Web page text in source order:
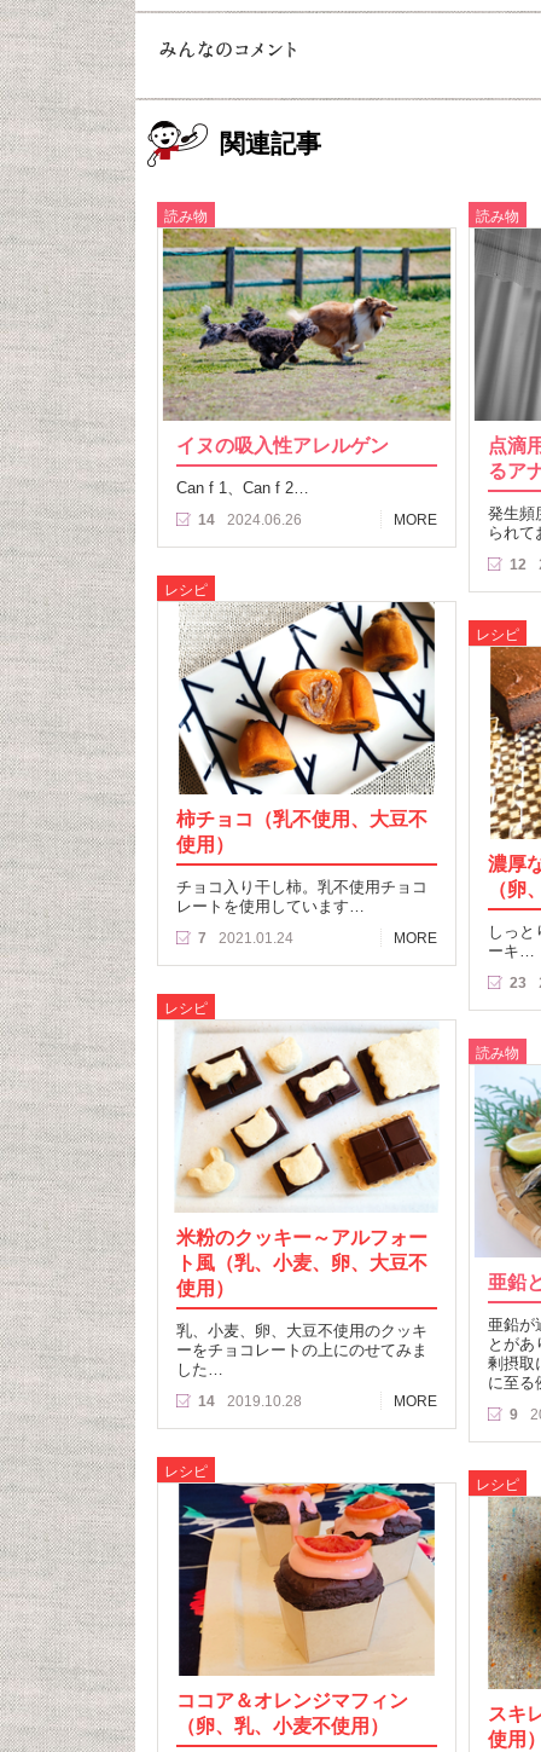
関連記事
読み物
イヌの吸入性アレルゲン
Can f 1、Can f 2…
14 2024.06.26 MORE
読み物
点滴
るア
発生頻
られ
12
レシピ
柿チョコ（乳不使用、大豆不
使用）
チョコ入り干し柿。乳不使用チョコ
レートを使用しています…
7 2021.01.24 MORE
レシピ
濃厚
（卵
しっと
ーキ…
23
レシピ
米粉のクッキー～アルフォー
ト風（乳、小麦、卵、大豆不
使用）
乳、小麦、卵、大豆不使用のクッキ
ーをチョコレートの上にのせてみま
した…
14 2019.10.28 MORE
読み物
亜鉛
亜鉛が
とがあ
剰摂取
に至
9
レシピ
ココア＆オレンジマフィン
（卵、乳、小麦不使用）
レシピ
スキ
使用